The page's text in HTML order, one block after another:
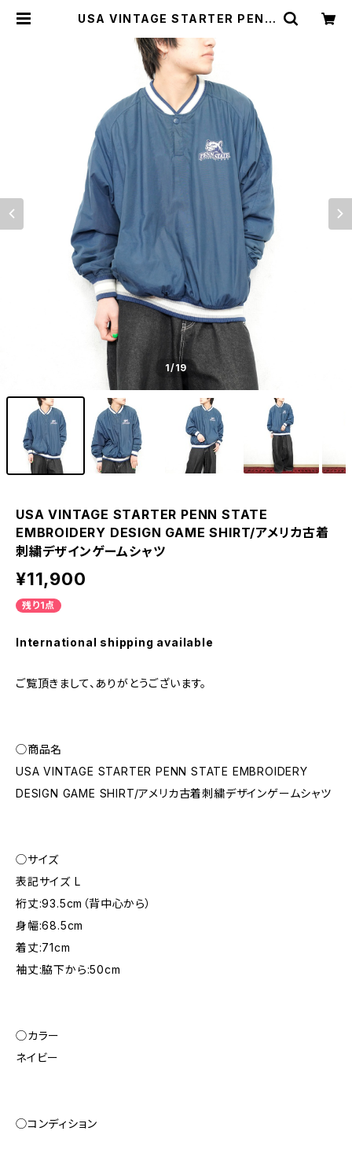
USA VINTAGE STARTER PENN
GAME SHIRT/アメリカ古着刺繍デ
ザインゲームシャツ | Titti Vintag
e
1/19
USA VINTAGE STARTER PENN STATE
EMBROIDERY DESIGN GAME SHIRT/アメリカ古着
刺繍デザインゲームシャツ
¥11,900
残り1点
International shipping available
ご覧頂きまして、ありがとうございます。
◯商品名
USA VINTAGE STARTER PENN STATE EMBROIDERY
DESIGN GAME SHIRT/アメリカ古着刺繍デザインゲームシャツ
◯サイズ
表記サイズ L
裄丈:93.5cm（背中心から）
身幅:68.5cm
着丈:71cm
袖丈:脇下から:50cm
◯カラー
ネイビー
◯コンディション